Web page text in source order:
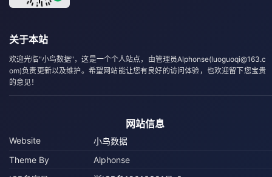
关于本站
欢迎光临"小鸟数据"，这是一个个人站点，由管理员Alphonse(luoguoqi@163.c
om)负责更新以及维护。希望网站能让您有良好的访问体验，也欢迎留下您宝贵
的意见！
网站信息
Website
小鸟数据
Theme By
Alphonse